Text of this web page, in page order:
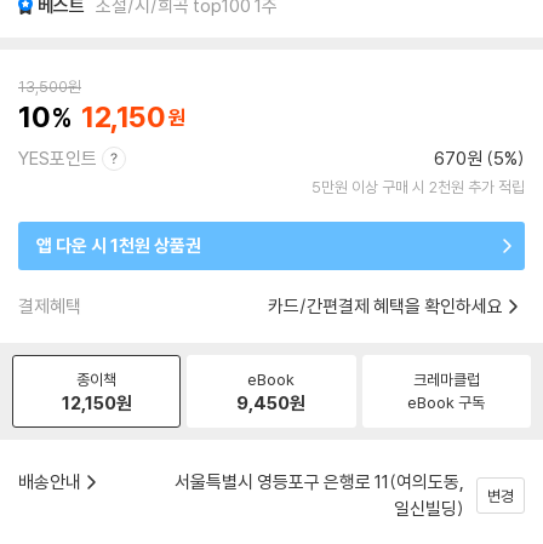
베스트 소설/시/희곡 top100 1주
13,500원
10 12,150
YES포인트 670원 (5%)
5만원 이상 구매 시 2천원 추가 적립
앱 다운 시 1천원 상품권
결제혜택 카드/간편결제 혜택을 확인하세요
종이책
12,150원
eBook
9,450원
크레마클럽
eBook 구독
배송안내
서울특별시 영등포구 은행로 11(여의도동,
일신빌딩)
변경